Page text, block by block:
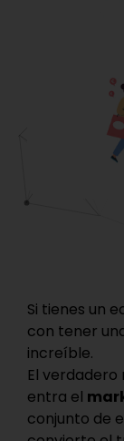
Si tienes un
con tener
increíble.
El verdadero
entra el
conjunto de